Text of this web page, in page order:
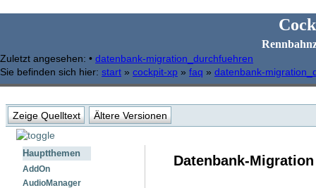
Zuletzt angesehen: • datenbank-migration_durchfuehren
Sie befinden sich hier: start » cockpit-xp » faq » datenbank-
Zeige Quelltext Ältere Versionen
Hauptthemen
AddOn
AudioManager
Datenbank-